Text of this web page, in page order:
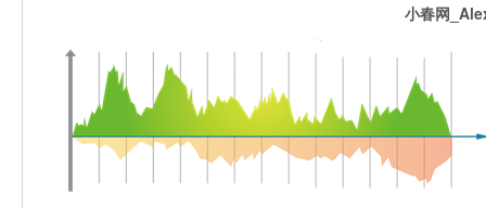
小春网